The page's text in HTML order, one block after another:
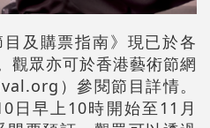
及購票指南》現已於各
觀眾亦可於香港藝術節網
）參閱節目詳情。
日早上10時開始至11月